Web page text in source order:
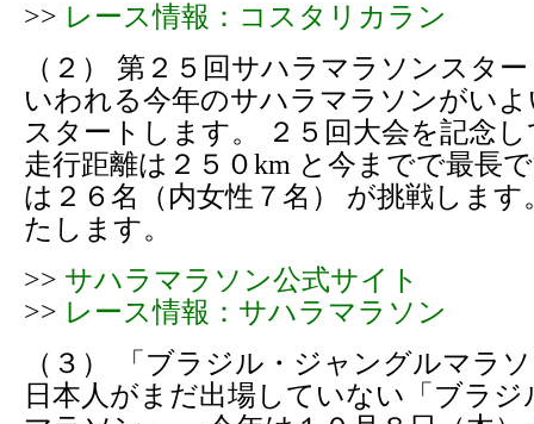
>> レース情報：コスタリカラン
（２） 第２５回サハラマラソンスタ
いわれる今年のサハラマラソンがい
スタートします。 ２５回大会を記念
走行距離は２５０km と今までで最長
は２６名（内女性７名） が挑戦しま
たします。
>> サハラマラソン公式サイト
>> レース情報：サハラマラソン
（３） 「ブラジル・ジャングルマラ
日本人がまだ出場していない「ブラ